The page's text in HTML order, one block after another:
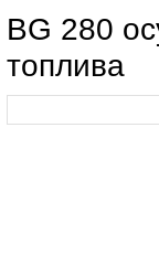
BG 280
топлива